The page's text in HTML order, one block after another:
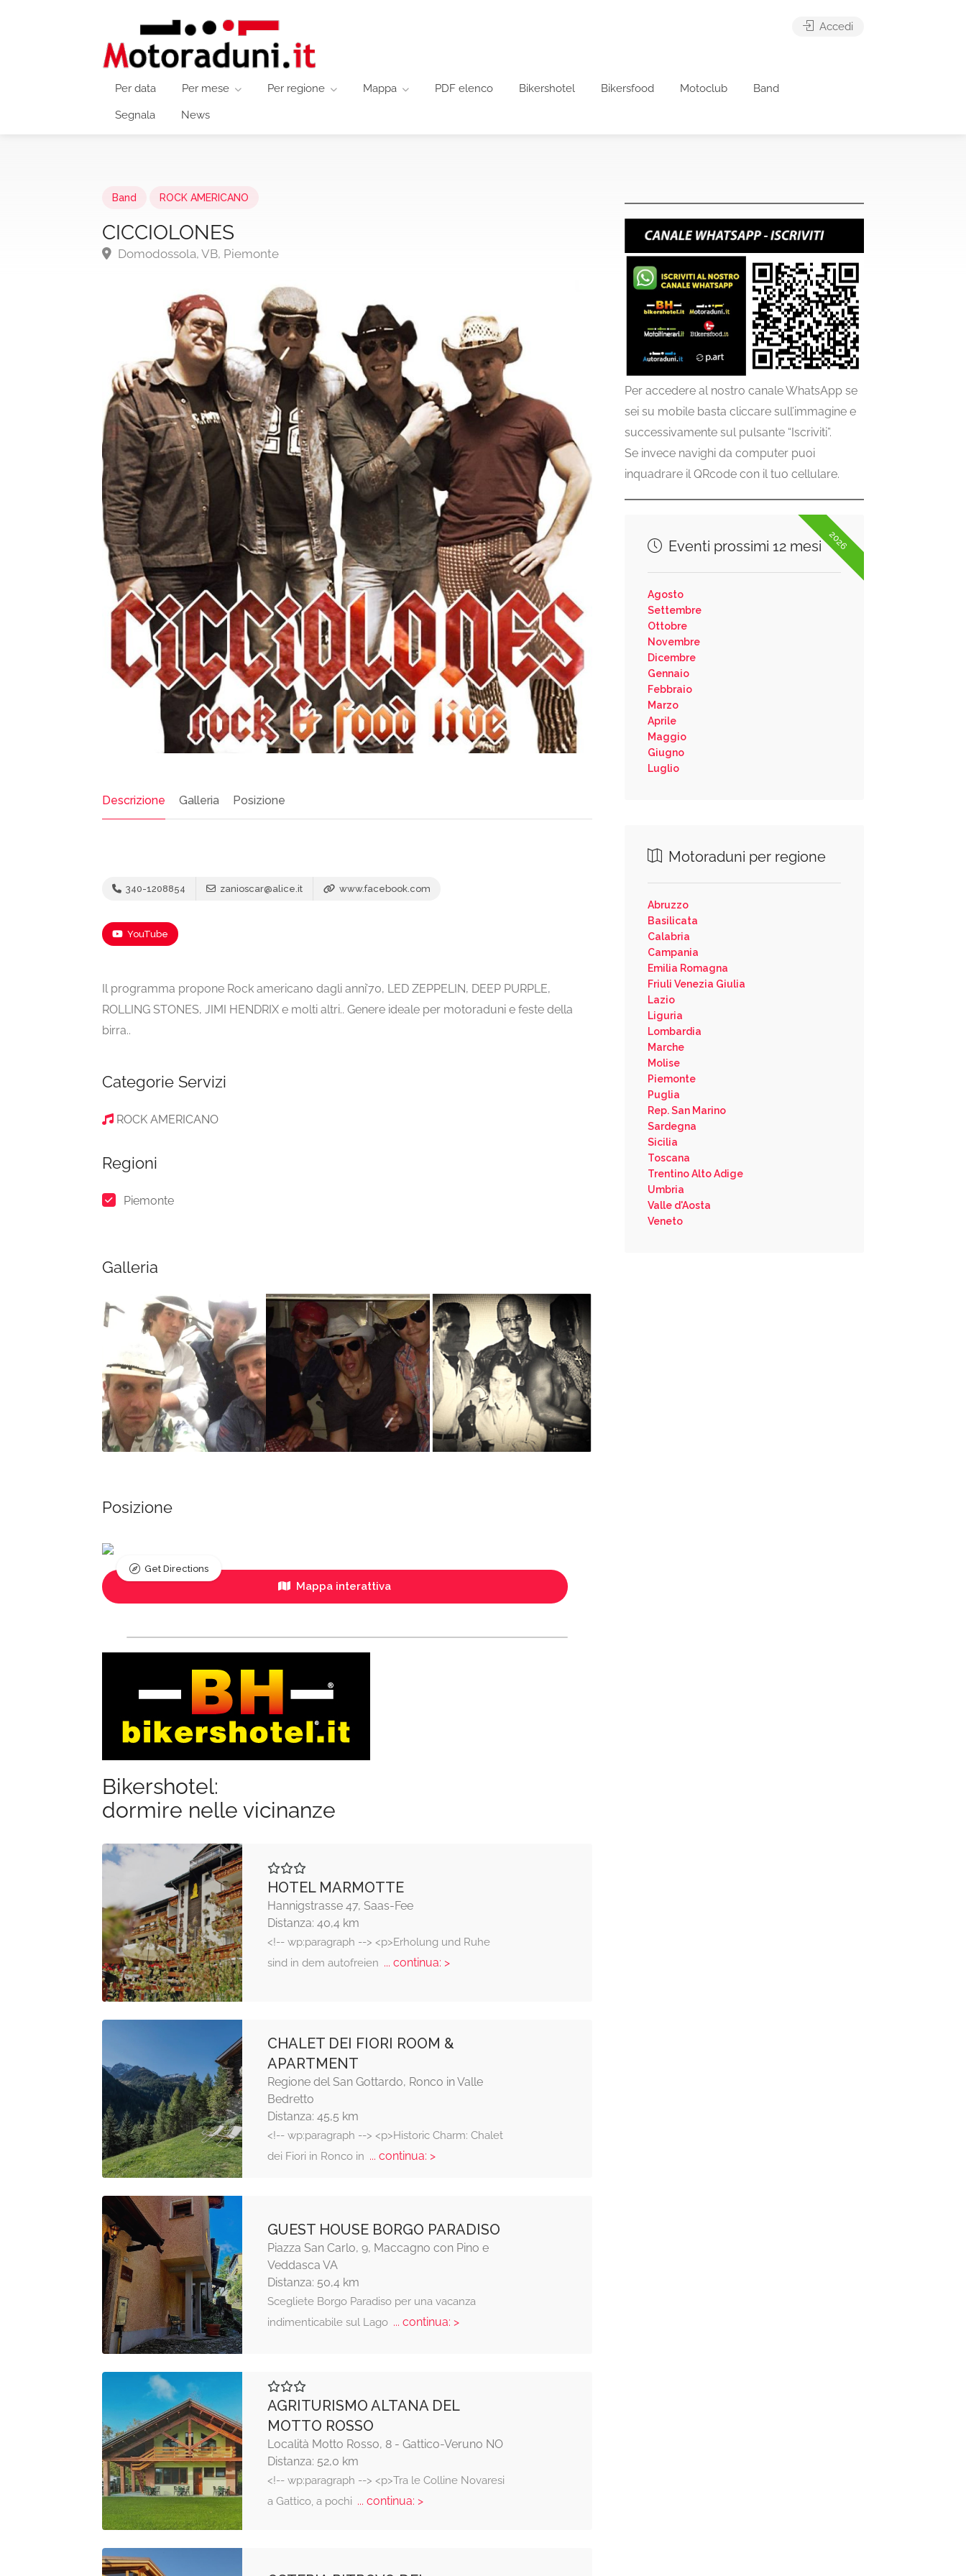
Per data Per mese Per regione Mappa PDF elenco Bikershotel Bikersfood Motoclub Band
Segnala News
Accedi
Band ROCK AMERICANO
CICCIOLONES
Domodossola, VB, Piemonte
Descrizione Galleria Posizione
340-1208854 zanioscar@alice.it www.facebook.com
YouTube
Il programma propone Rock americano dagli anni’70, LED ZEPPELIN, DEEP PURPLE,
ROLLING STONES, JIMI HENDRIX e molti altri.. Genere ideale per motoraduni e feste della
birra..
Categorie Servizi
ROCK AMERICANO
Regioni
Piemonte
Galleria
Posizione
Mappa interattiva
Get Directions
Bikershotel:
dormire nelle vicinanze
HOTEL MARMOTTE
Hannigstrasse 47, Saas-Fee
Distanza: 40,4 km
<!-- wp:paragraph --> <p>Erholung und Ruhe
sind in dem autofreien... continua: >
CHALET DEI FIORI ROOM &
APARTMENT
Regione del San Gottardo, Ronco in Valle
Bedretto
Distanza: 45,5 km
<!-- wp:paragraph --> <p>Historic Charm: Chalet
dei Fiori in Ronco in... continua: >
GUEST HOUSE BORGO PARADISO
Piazza San Carlo, 9, Maccagno con Pino e
Veddasca VA
Distanza: 50,4 km
Scegliete Borgo Paradiso per una vacanza
indimenticabile sul Lago... continua: >
AGRITURISMO ALTANA DEL
MOTTO ROSSO
Località Motto Rosso, 8 - Gattico-Veruno NO
Distanza: 52,0 km
<!-- wp:paragraph --> <p>Tra le Colline Novaresi
a Gattico, a pochi... continua: >
Per accedere al nostro canale WhatsApp se
sei su mobile basta cliccare sull’immagine e
successivamente sul pulsante “Iscriviti”.
Se invece navighi da computer puoi
inquadrare il QRcode con il tuo cellulare.
2026
Eventi prossimi 12 mesi
Agosto
Settembre
Ottobre
Novembre
Dicembre
Gennaio
Febbraio
Marzo
Aprile
Maggio
Giugno
Luglio
Motoraduni per regione
Abruzzo
Basilicata
Calabria
Campania
Emilia Romagna
Friuli Venezia Giulia
Lazio
Liguria
Lombardia
Marche
Molise
Piemonte
Puglia
Rep. San Marino
Sardegna
Sicilia
Toscana
Trentino Alto Adige
Umbria
Valle d'Aosta
Veneto